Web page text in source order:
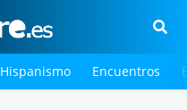
Hispanismo Encuentros